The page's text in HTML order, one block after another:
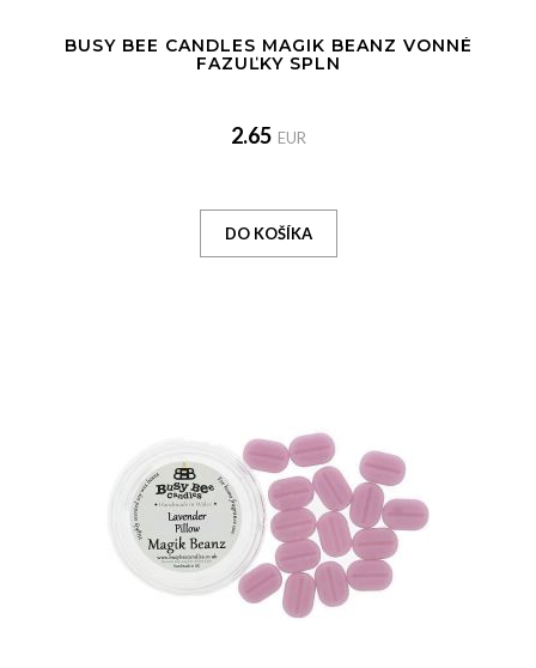
BUSY BEE CANDLES MAGIK BEANZ VONNÉ
FAZUĽKY SPLN
2.65 EUR